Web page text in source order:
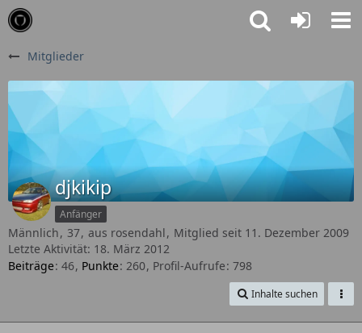
Mitglieder
djkikip
Anfänger
Männlich 37 aus rosendahl
Mitglied seit 11. Dezember 2009
Letzte Aktivität: 18. März 2012
Beiträge 46 Punkte 260 Profil-Aufrufe 798
Inhalte suchen